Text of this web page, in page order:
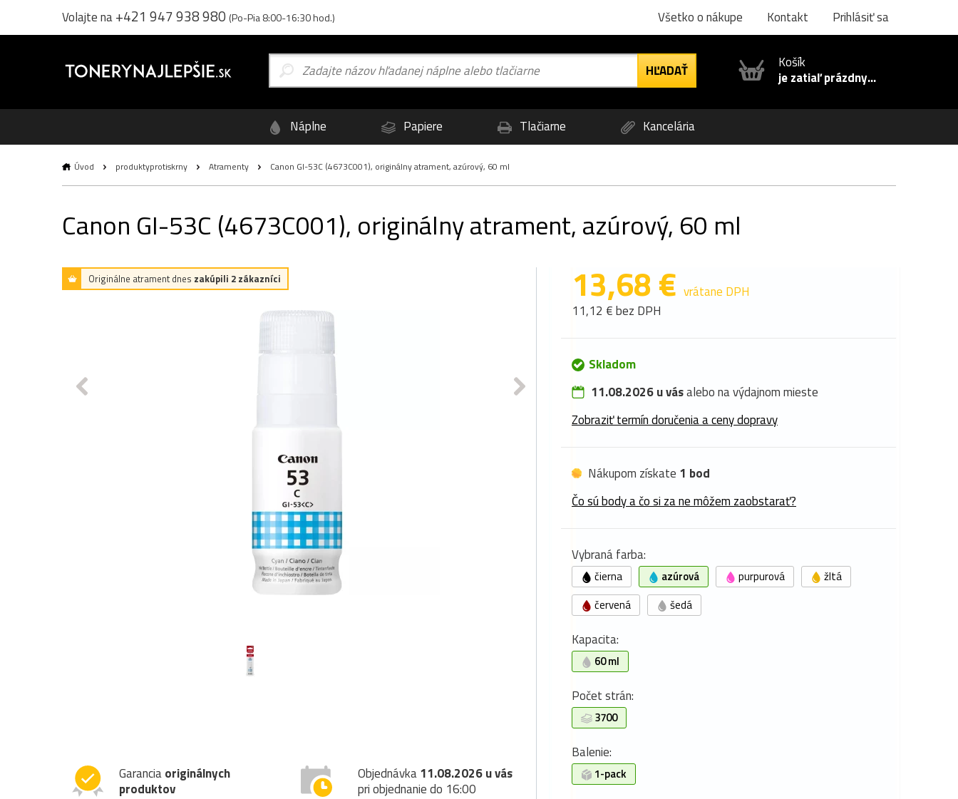
Volajte na+421 947 938 980 (Po-Pia 8:00-16:30 hod.) Všetko o nákupe Kontakt Prihlásiť sa
Košík
je zatiaľ prázdny...
Náplne Papiere Tlačiarne Kancelária
Úvod produktyprotiskrny Atramenty Canon GI-53C (4673C001), originálny atrament, azúrový, 60 ml
Canon GI-53C (4673C001), originálny atrament, azúrový, 60 ml
Originálne atrament dnes zakúpili 2 zákazníci
Garanciaoriginálnych
produktov
Objednávka11.08.2026 u vás
pri objednanie do 16:00
13,68 € vrátane DPH
11,12 € bez DPH
Skladom
11.08.2026 u vásalebo na výdajnom mieste
Zobraziť termín doručenia a ceny dopravy
Nákupom získate 1 bod
Čo sú body a čo si za ne môžem zaobstarať?
Vybraná farba:
čierna azúrová purpurová
žltá
červená
šedá
Kapacita:
60 ml
Počet strán:
3700
Balenie:
1-pack